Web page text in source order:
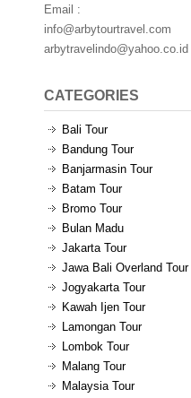
Email :
info@arbytourtravel.com
arbytravelindo@yahoo.co.id
CATEGORIES
Bali Tour
Bandung Tour
Banjarmasin Tour
Batam Tour
Bromo Tour
Bulan Madu
Jakarta Tour
Jawa Bali Overland Tour
Jogyakarta Tour
Kawah Ijen Tour
Lamongan Tour
Lombok Tour
Malang Tour
Malaysia Tour